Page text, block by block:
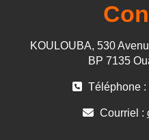
KOULOUBA, 530
BP 7135
Téléphone :
Courriel :